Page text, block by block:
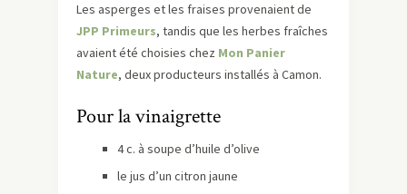
Les asperges et les fraises provenaient de
JPP Primeurs, tandis que les herbes fraîches
avaient été choisies chez Mon Panier
Nature, deux producteurs installés à Camon.
Pour la vinaigrette
4 c. à soupe d’huile d’olive
le jus d’un citron jaune